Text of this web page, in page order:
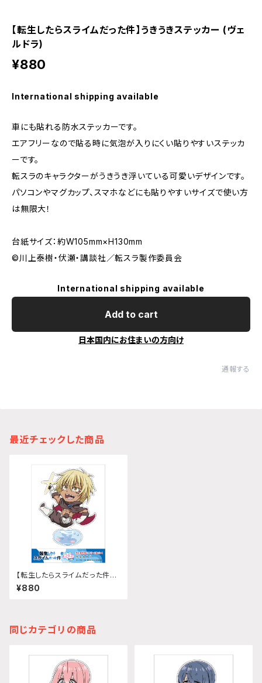
【転生したらスライムだった件】うきうきステッカー (ヴェ
ルドラ)
¥880
International shipping available
車にも貼れる防水ステッカーです。
エアフリーなので貼る時に気泡が入りにくい貼りやすいステッカ
ーです。
転スラのキャラクターがうきうき浮いている可愛いデザインです。
パソコンやマグカップ、スマホなどにも貼りやすいサイズで使い方
は無限大！
台紙サイズ：約W105mm×H130mm
©川上泰樹・伏瀬・講談社／転スラ製作委員会
International shipping available
Add to cart
日本国内にお住まいの方向け
通報する
最近チェックした商品
【転生したらスライムだった件】う
きうきステッカー (ヴェルドラ)
¥880
同じカテゴリの商品